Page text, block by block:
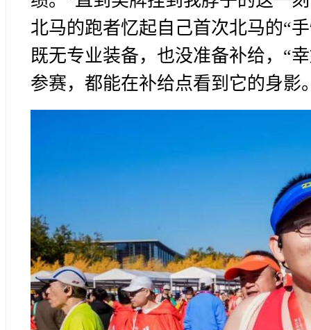
北马的跑者忆起自己首次北马的“
既无专业装备，也没准备补给，“
参赛，都能在补给点看到它的身影